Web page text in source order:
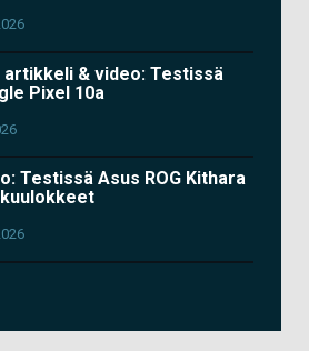
artikkeli & video: Testissä
Pixel 10a
Testissä Asus ROG Kithara